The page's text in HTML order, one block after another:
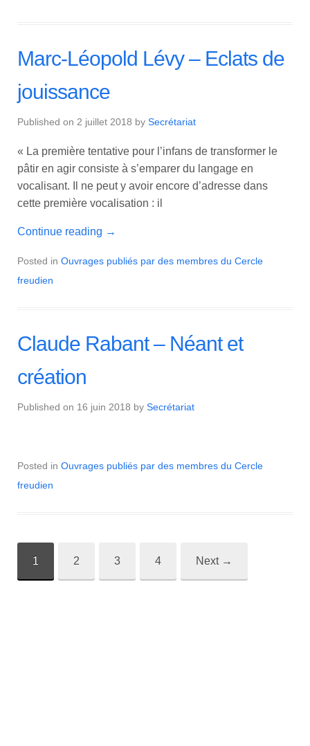
Marc-Léopold Lévy – Eclats de
jouissance
Published on 2 juillet 2018 by Secrétariat
« La première tentative pour l’infans de transformer le
pâtir en agir consiste à s’emparer du langage en
vocalisant. Il ne peut y avoir encore d’adresse dans
cette première vocalisation : il
Continue reading →
Posted in Ouvrages publiés par des membres du Cercle
freudien
Claude Rabant – Néant et
création
Published on 16 juin 2018 by Secrétariat
Posted in Ouvrages publiés par des membres du Cercle
freudien
Post
1 2 3 4 Next →